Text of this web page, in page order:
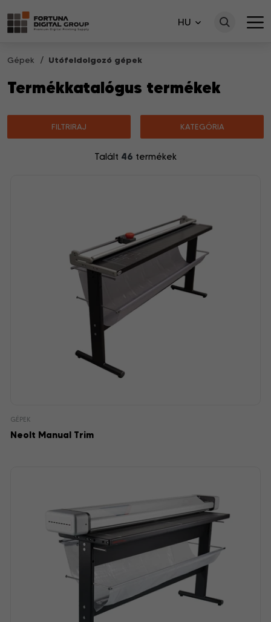
HU
Gépek Utófeldolgozó gépek
Termékkatalógus termékek
FILTRIRAJ KATEGÓRIA
Talált 46 termékek
GÉPEK
Neolt Manual Trim